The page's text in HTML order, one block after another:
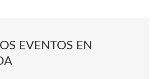
EVENTOS EN